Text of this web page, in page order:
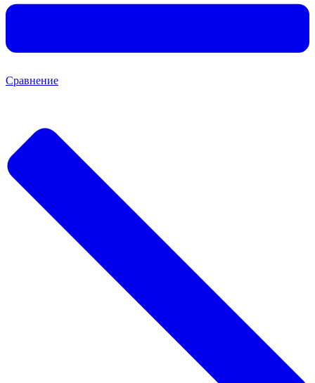
Сравнение